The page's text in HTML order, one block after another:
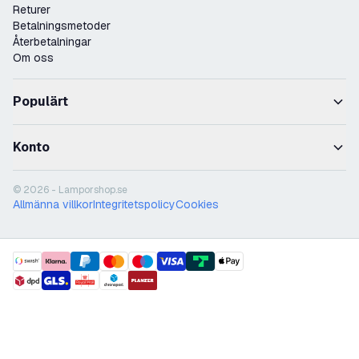
Returer
Betalningsmetoder
Återbetalningar
Om oss
Populärt
Konto
© 2026 - Lamporshop.se
Allmänna villkorIntegritetspolicyCookies
payment methods
shipment methods